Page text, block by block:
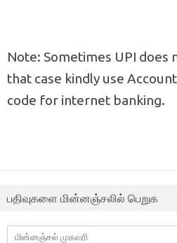
Note: Sometimes UPI
that case kindly use
code for internet banking.
பதிவுகளை மின்னஞ்சலில் பெறுக
மின்னஞ்சல்